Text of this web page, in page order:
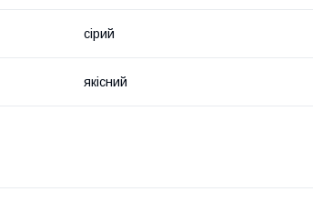
сірий
якісний